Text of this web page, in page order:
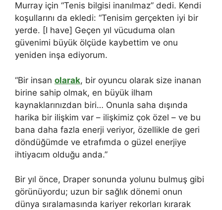
Murray için “Tenis bilgisi inanılmaz” dedi. Kendi
koşullarını da ekledi: “Tenisim gerçekten iyi bir
yerde. [I have] Geçen yıl vücuduma olan
güvenimi büyük ölçüde kaybettim ve onu
yeniden inşa ediyorum.
“Bir insan olarak, bir oyuncu olarak size inanan
birine sahip olmak, en büyük ilham
kaynaklarınızdan biri… Onunla saha dışında
harika bir ilişkim var – ilişkimiz çok özel – ve bu
bana daha fazla enerji veriyor, özellikle de geri
döndüğümde ve etrafımda o güzel enerjiye
ihtiyacım olduğu anda.”
Bir yıl önce, Draper sonunda yolunu bulmuş gibi
görünüyordu; uzun bir sağlık dönemi onun
dünya sıralamasında kariyer rekorları kırarak